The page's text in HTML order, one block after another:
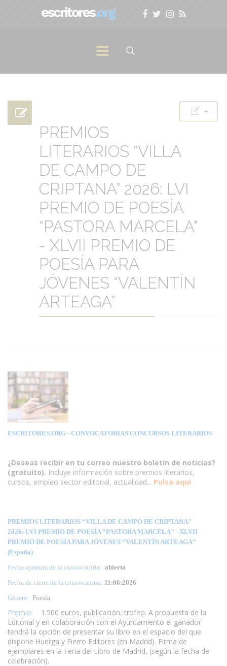
PREMIOS
LITERARIOS “VILLA
DE CAMPO DE
CRIPTANA” 2026: LVI
PREMIO DE POESÍA
“PASTORA MARCELA"
- XLVII PREMIO DE
POESÍA PARA
JÓVENES “VALENTÍN
ARTEAGA”
ESCRITORES.ORG - CONVOCATORIAS CONCURSOS LITERARIOS
¿Deseas recibir en tu correo nuestro boletín de noticias?
(gratuito). Incluye información sobre premios literarios,
cursos, empleo sector editorial, actualidad... Pulsa aqui
PREMIOS LITERARIOS “VILLA DE CAMPO DE CRIPTANA”
2026: LVI PREMIO DE POESÍA “PASTORA MARCELA" - XLVII
PREMIO DE POESÍA PARA JÓVENES “VALENTÍN ARTEAGA”
(España)
Fecha apertura de la convocatoria: abierta
Fecha de cierre de la convocatoria: 11:06:2026
Género: Poesía
Premio:
1.500 euros, publicación, trofeo. A propuesta de la
Editorial y en colaboración con el Ayuntamiento el ganador
tendrá la opción de presentar su libro en el espacio del que
dispone Huerga y Fierro Editores (en Madrid). Firma de
ejemplares en la Feria del Libro de Madrid, (según la fecha de
celebración).